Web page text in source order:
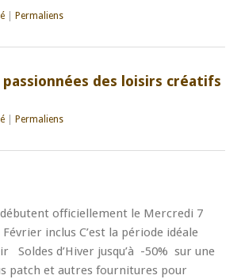
Permaliens
passionnées des loisirs créatifs
Permaliens
débutent officiellement le Mercredi 7
inclus C’est la période idéale
Soldes d’Hiver jusqu’à -50% sur une
patch et autres fournitures pour